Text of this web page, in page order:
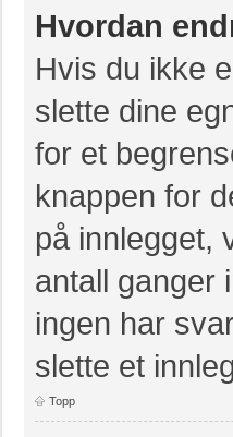
Hvordan
Hvis du ikke
slette dine
for et
knappen for
på innlegget,
antall ganger
ingen har
slette et
Topp